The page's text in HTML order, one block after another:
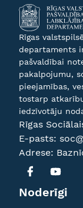
Rīgas
departaments
pašvaldībai
pakalpojumu,
pieejamības,
tostarp
iedzīvotāju
Rīgas
E-pasts:
Adrese:
Noderīgi